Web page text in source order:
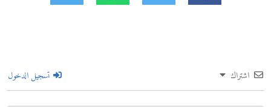
اشتراك تسجيل الدخول